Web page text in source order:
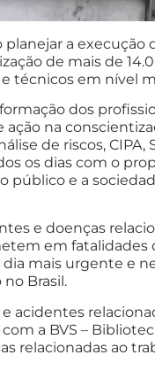
a execução
de mais de
técnicos em nível
dos
na
de riscos,
os dias com o
público e a
e doenças
em fatalidades
mais urgente e
Brasil.
acidentes
a BVS –
relacionadas ao